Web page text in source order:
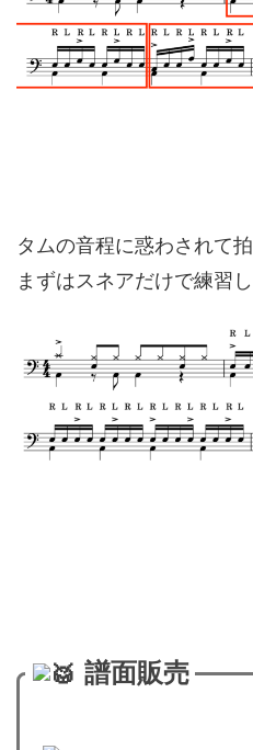
タムの音程に惑わされて
まずはスネアだけで練習
譜面販売